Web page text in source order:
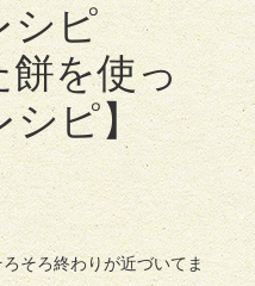
シピ
を使っ
シピ】
そろ終わりが近づいてま